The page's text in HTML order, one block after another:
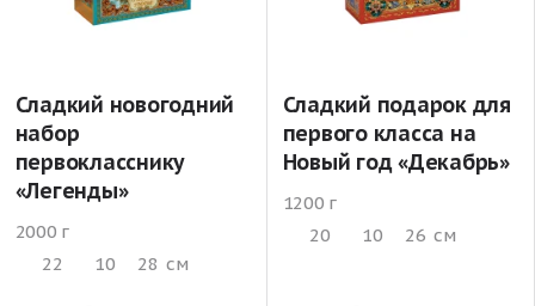
Сладкий новогодний
набор
первокласснику
«Легенды»
2000 г
22
10 28 см
Сладкий подарок для
первого класса на
Новый год «Декабрь»
1200 г
20
10 26 см